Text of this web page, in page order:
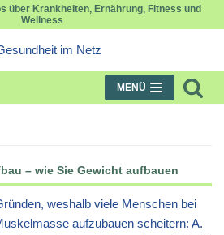
über Krankheiten, Ernährung, Fitness und
Wellness
MENÜ
– wie Sie Gewicht aufbauen
weshalb viele Menschen bei
aufzubauen scheitern: A.